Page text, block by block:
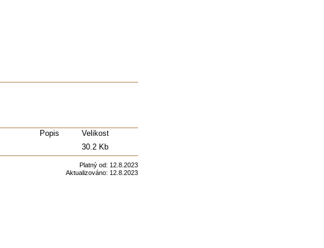
Popis
Velikost
30.2 Kb
Platný od: 12.8.2023
Aktualizováno: 12.8.2023